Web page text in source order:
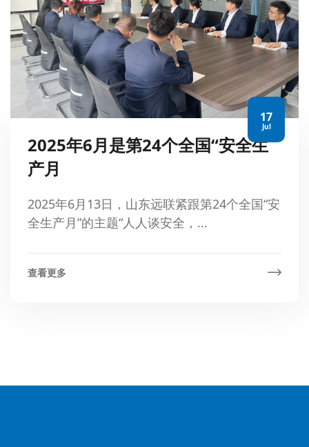
17
Jul
2025年6月是第24个全国“安全生
产月
2025年6月13日，山东远联紧跟第24个全国“安
全生产月”的主题“人人谈安全，...
查看更多